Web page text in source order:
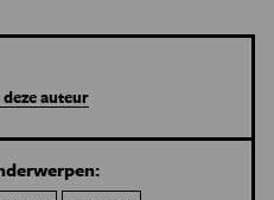
auteur